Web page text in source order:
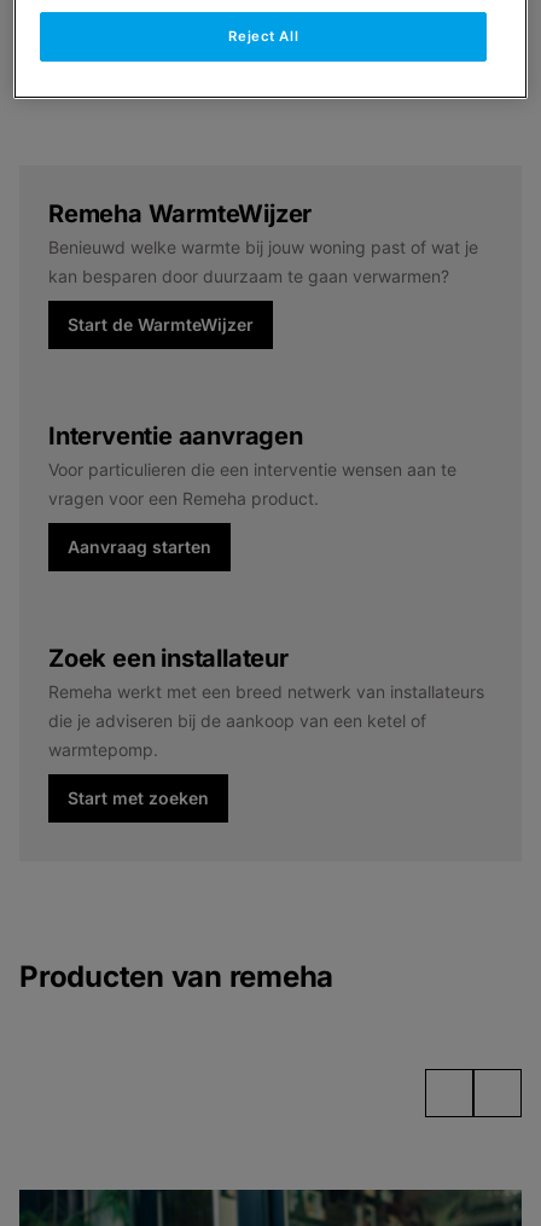
Bekijk de actie
Remeha WarmteWijzer
Benieuwd welke warmte bij jouw woning past of wat je
kan besparen door duurzaam te gaan verwarmen?
Start de WarmteWijzer
Interventie aanvragen
Voor particulieren die een interventie wensen aan te
vragen voor een Remeha product.
Aanvraag starten
Zoek een installateur
Remeha werkt met een breed netwerk van installateurs
die je adviseren bij de aankoop van een ketel of
warmtepomp.
Start met zoeken
Producten van remeha
Reject All